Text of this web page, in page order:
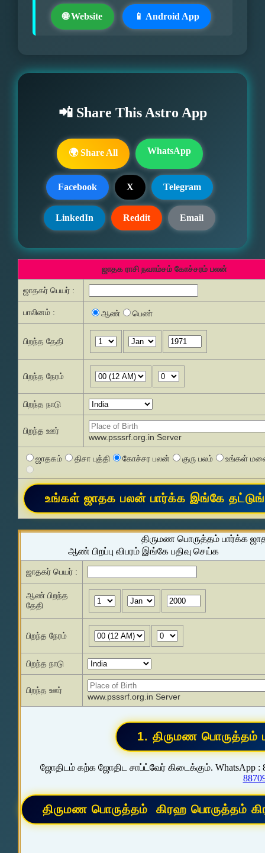
🌐 Website 📱 Android App
📲 Share This Astro App
🌍 Share All WhatsApp
Facebook X Telegram
LinkedIn Reddit Email
ஜாதக ராசி நவாம்சம் கோச்சரம் பலன்
ஜாதகர் பெயர் :
பாலினம் : ஆண் பெண்
பிறந்த தேதி
பிறந்த நேரம்
பிறந்த நாடு
பிறந்த ஊர்
www.psssrf.org.in Server
ஜாதகம் திசா புத்தி கோச்சர பலன் குரு பலம் உங்கள்
திருமண பொருத்தம் பார்க்க
ஆண் பிறப்பு விபரம் இங்கே பதிவு செய்க
ஜாதகர் பெயர் :
ஆண் பிறந்த
தேதி
பிறந்த நேரம்
பிறந்த நாடு
பிறந்த ஊர்
www.psssrf.org.in Server
ஜோதிடம் கற்க ஜோதிட சாப்ட்வேர் கிடைக்கும். WhatsApp :